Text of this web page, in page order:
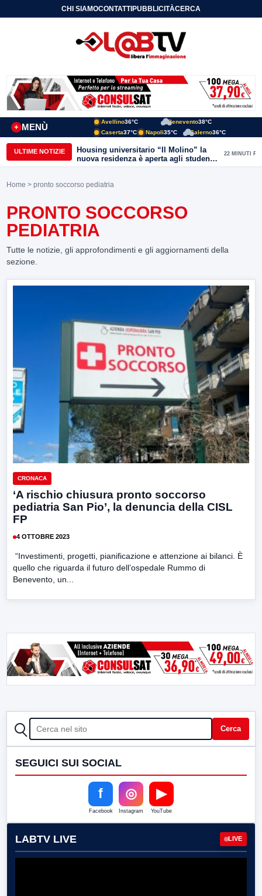
CHI SIAMOCONTATTIPUBBLICITÀCERCA
MENÙ
+
Avellino36°C Benevento38°C
Caserta37°C Napoli35°C Salerno36°C
ULTIME NOTIZIE
Housing universitario “Il Molino” la
nuova residenza è aperta agli studenti
del Conservatorio “Nicola Sala” e
22 MINUTI FA
Home > pronto soccorso pediatria
PRONTO SOCCORSO
PEDIATRIA
Tutte le notizie, gli approfondimenti e gli aggiornamenti della
sezione.
CRONACA
‘A rischio chiusura pronto soccorso
pediatria San Pio’, la denuncia della CISL
FP
4 OTTOBRE 2023
“Investimenti, progetti, pianificazione e attenzione ai bilanci. È
quello che riguarda il futuro dell’ospedale Rummo di
Benevento, un...
CERCA Cerca
SEGUICI SUI SOCIAL
f
Facebook
◎
Instagram
▶
YouTube
LABTV LIVE LIVE